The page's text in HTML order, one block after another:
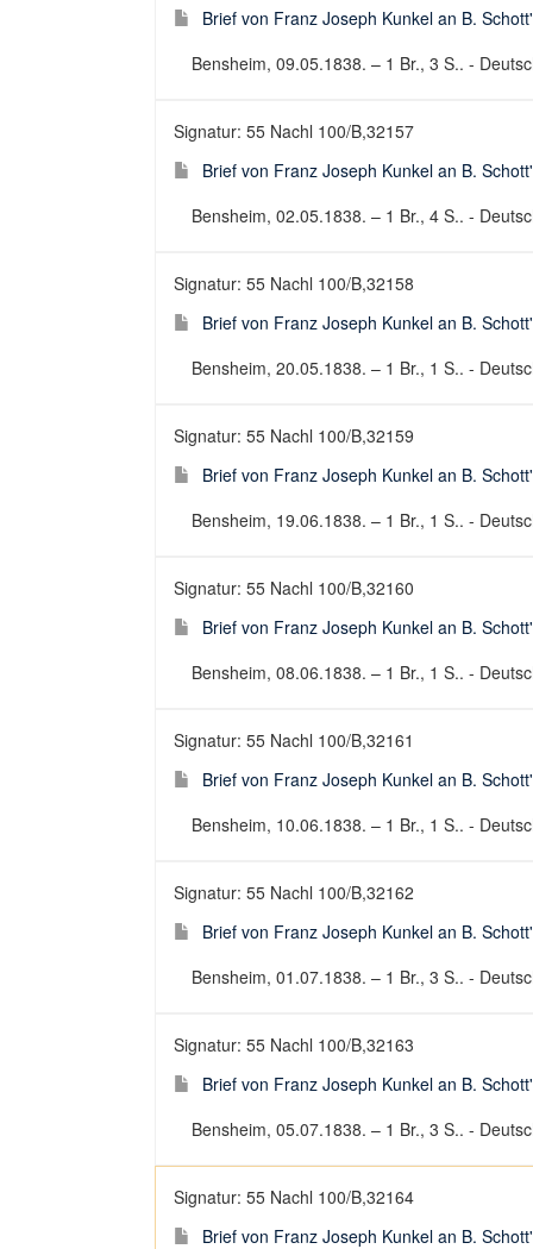
Brief von Franz Joseph Kunkel an B.
Bensheim, 09.05.1838. – 1 Br., 3 S.. -
Signatur: 55 Nachl 100/B,32157
Brief von Franz Joseph Kunkel an B.
Bensheim, 02.05.1838. – 1 Br., 4 S.. -
Signatur: 55 Nachl 100/B,32158
Brief von Franz Joseph Kunkel an B.
Bensheim, 20.05.1838. – 1 Br., 1 S.. -
Signatur: 55 Nachl 100/B,32159
Brief von Franz Joseph Kunkel an B.
Bensheim, 19.06.1838. – 1 Br., 1 S.. -
Signatur: 55 Nachl 100/B,32160
Brief von Franz Joseph Kunkel an B.
Bensheim, 08.06.1838. – 1 Br., 1 S.. -
Signatur: 55 Nachl 100/B,32161
Brief von Franz Joseph Kunkel an B.
Bensheim, 10.06.1838. – 1 Br., 1 S.. -
Signatur: 55 Nachl 100/B,32162
Brief von Franz Joseph Kunkel an B.
Bensheim, 01.07.1838. – 1 Br., 3 S.. -
Signatur: 55 Nachl 100/B,32163
Brief von Franz Joseph Kunkel an B.
Bensheim, 05.07.1838. – 1 Br., 3 S.. -
Signatur: 55 Nachl 100/B,32164
Brief von Franz Joseph Kunkel an B.